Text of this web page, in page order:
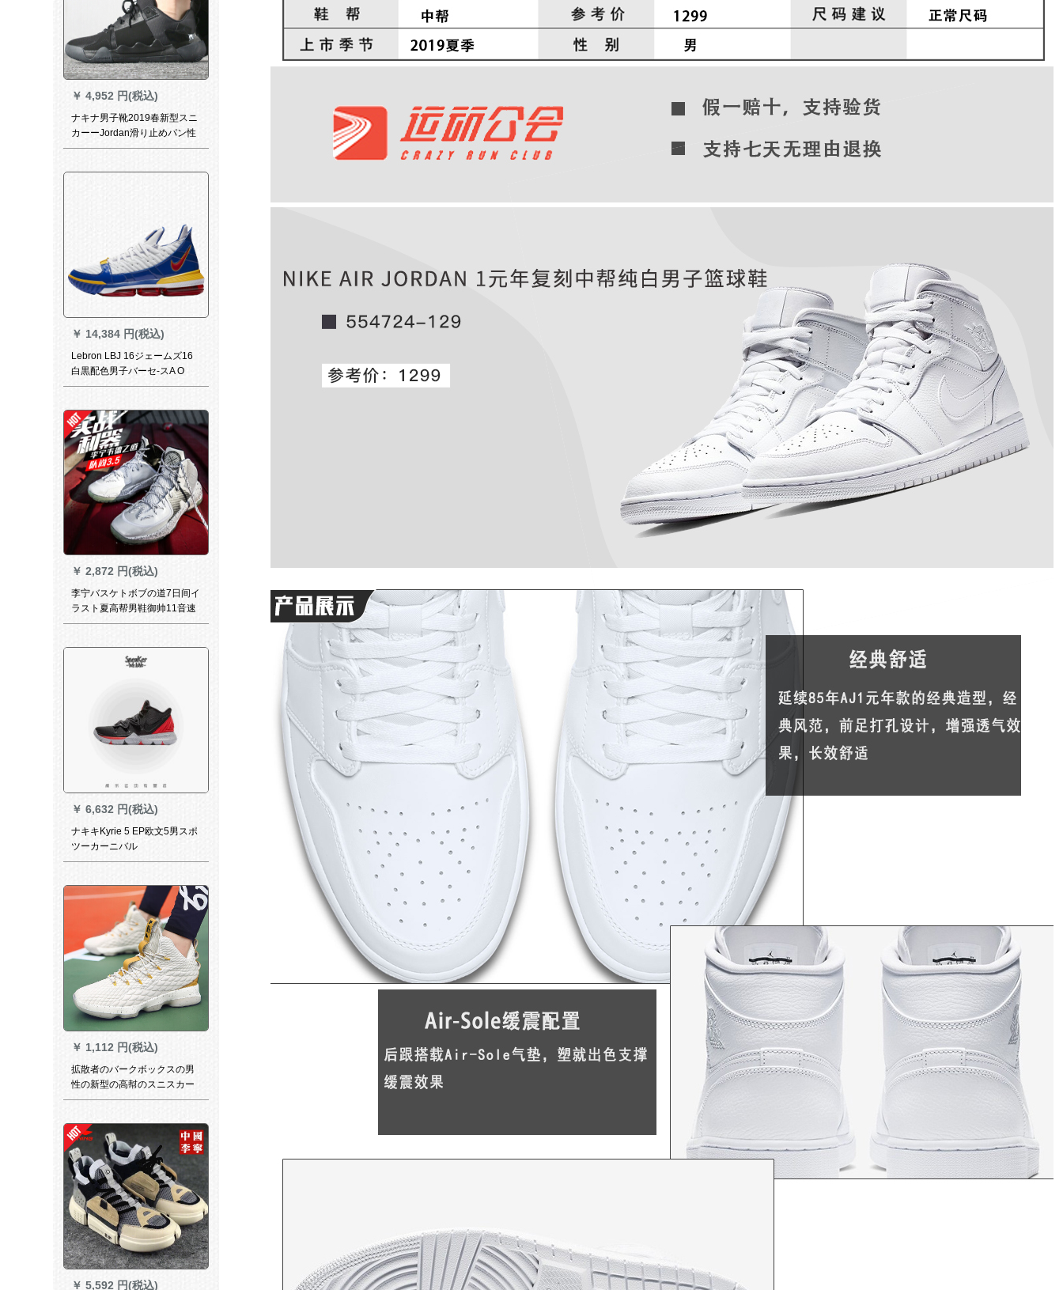
￥ 4,952 円(税込)
ナキナ男子靴2019春新型スニ
カーーJordan滑り止めパン性
のある空気で通気性を向上さ
￥ 14,384 円(税込)
Lebron LBJ 16ジェームズ16
白黒配色男子バーセ-スA O
2595-06 CD 2450-100ストパ
￥ 2,872 円(税込)
李宁バスケトボブの道7日间イ
ラスト夏高帮男鞋御帅11音速
3中国悟道ダンピグニー（チム
￥ 6,632 円(税込)
ナキキKyrie 5 EP欧文5男スポ
ツーカーニバル
￥ 1,112 円(税込)
拡散者のバークボックスの男
性の新型の高幇のスニスカー
ズの小さささささせていただ
いスニスカーの男性のバーゲ
ームゲームの実际の靴の大好
きなサズの米の色42
￥ 5,592 円(税込)